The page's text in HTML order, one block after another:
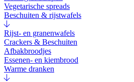
Vegetarische spreads
Beschuiten & rijstwafels
Rijst- en granenwafels
Crackers & Beschuiten
Afbakbroodjes
Essenen- en kiembrood
Warme dranken